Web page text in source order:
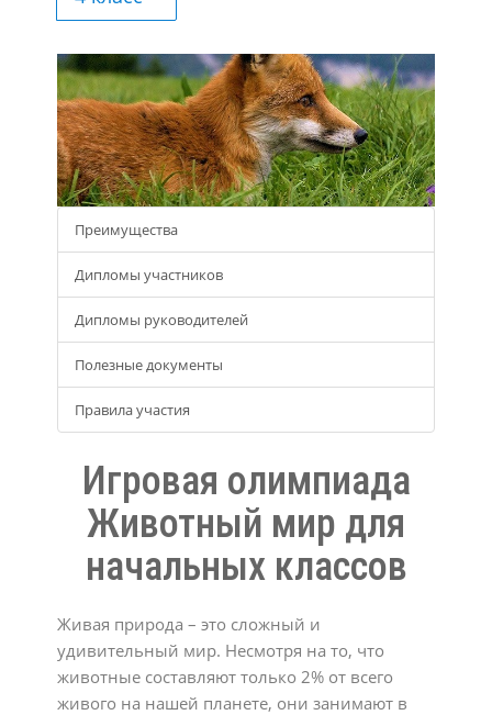
Преимущества
Дипломы участников
Дипломы руководителей
Полезные документы
Правила участия
Игровая олимпиада
Животный мир для
начальных классов
Живая природа – это сложный и
удивительный мир. Несмотря на то, что
животные составляют только 2% от всего
живого на нашей планете, они занимают в